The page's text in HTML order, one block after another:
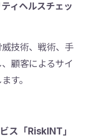
ィヘルスチェッ
技術、戦術、手
顧客によるサイ
す。
ス「RiskINT」